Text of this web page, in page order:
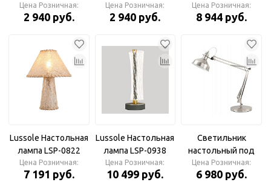
на прищепке
FW2467 WH белый
Цена Розничная:
2 940 руб.
на прищепке
FW2468 BK черный
Цена Розничная:
2 940 руб.
LH71007 BN/WH
никель/белый E14
Цена Розничная:
8 944 руб.
Lussole Настольная
лампа LSP-0822
Цена Розничная:
7 191 руб.
Lussole Настольная
лампа LSP-0938
Цена Розничная:
10 499 руб.
Светильник
настольный под
лампу Е27 Никель
Цена Розничная:
6 980 руб.